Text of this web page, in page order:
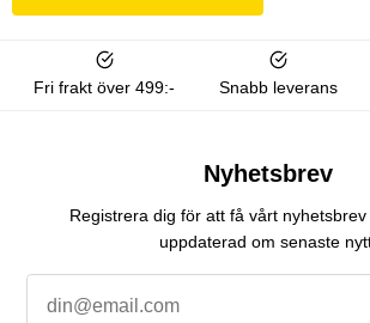
Fri frakt över 499:- Snabb leverans
Nyhetsbrev
Registrera dig för att få vårt
uppdaterad om senaste